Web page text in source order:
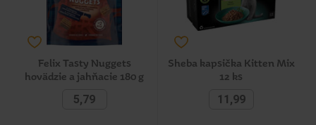
Felix Tasty Nuggets
hovädzie a jahňacie 180 g
5,79
Sheba kapsička Kitten Mix
12 ks
11,99